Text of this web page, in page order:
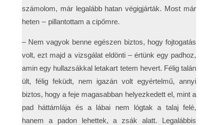
számolom, már legalább hatan végigjárták. Most már
heten – pillantottam a cipőmre.
– Nem vagyok benne egészen biztos, hogy fojtogatás
volt, ezt majd a vizsgálat eldönti – értünk egy padhoz,
amin egy hullazsákkal letakart tetem hevert. Félig talán
ült, félig feküdt, nem igazán volt egyértelmű, annyi
biztos, hogy a feje magasabban helyezkedett el, mint a
pad háttámlája és a lábai nem lógtak a talaj felé,
hanem a padon lehettek, a zsák alatt. Legalábbis